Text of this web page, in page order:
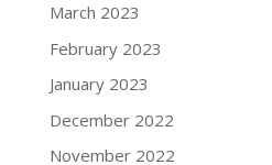
March 2023
February 2023
January 2023
December 2022
November 2022